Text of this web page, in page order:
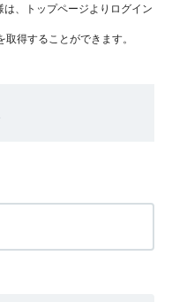
、トップページよりログイン
得することができます。